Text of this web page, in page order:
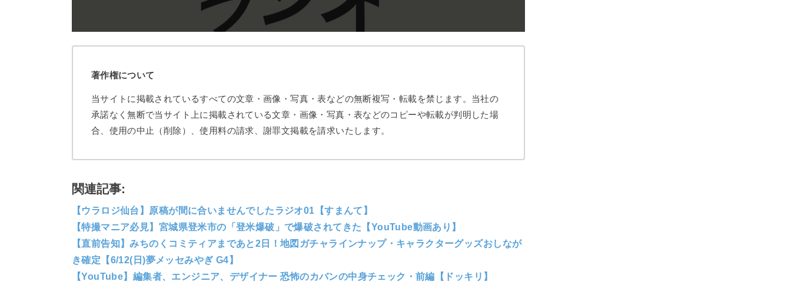
著作権について
当サイトに掲載されているすべての文章・画像・写真・表などの無断複写・転載を禁じます。当社の
承諾なく無断で当サイト上に掲載されている文章・画像・写真・表などのコピーや転載が判明した場
合、使用の中止（削除）、使用料の請求、謝罪文掲載を請求いたします。
関連記事:
【ウラロジ仙台】原稿が間に合いませんでしたラジオ01【すまんて】
【特撮マニア必見】宮城県登米市の「登米爆破」で爆破されてきた【YouTube動画あり】
【直前告知】みちのくコミティアまであと2日！地図ガチャラインナップ・キャラクターグッズおしなが
き確定【6/12(日)夢メッセみやぎ G4】
【YouTube】編集者、エンジニア、デザイナー 恐怖のカバンの中身チェック・前編【ドッキリ】